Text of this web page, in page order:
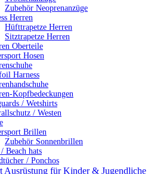
Zubehör Neoprenanzüge
Herren
Hüfttrapetze Herren
Sitztrapetze Herren
Oberteile
Hosen
Harness
Kopfbedeckungen
/ Wetshirts
/ Westen
Brillen
Zubehör Sonnenbrillen
Beach hats
/ Ponchos
Ausrüstung für Kinder & Jugendliche